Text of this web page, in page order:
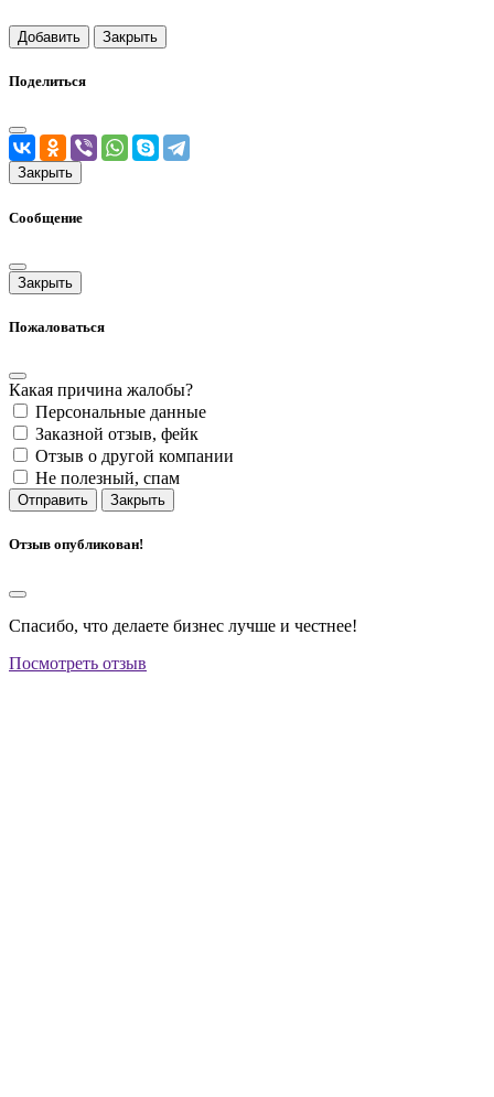
Добавить Закрыть
Поделиться
Закрыть
Сообщение
Закрыть
Пожаловаться
Какая причина жалобы?
Персональные данные
Заказной отзыв, фейк
Отзыв о другой компании
Не полезный, спам
Отправить Закрыть
Отзыв опубликован!
Спасибо, что делаете бизнес лучше и честнее!
Посмотреть отзыв